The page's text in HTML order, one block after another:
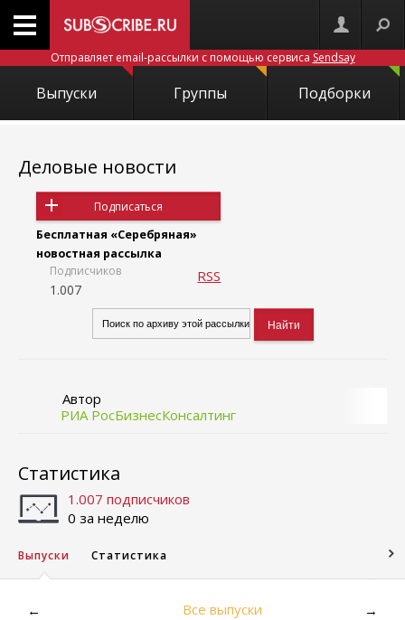
Отправляет email-рассылки с помощью сервиса Sendsay
Выпуски Группы Подборки
Деловые новости
Подписаться
Бесплатная «Серебряная»
новостная рассылка
Подписчиков
1.007
RSS
Автор
РИА РосБизнесКонсалтинг
Статистика
1.007 подписчиков
0 за неделю
Выпуски Статистика
← Все выпуски →